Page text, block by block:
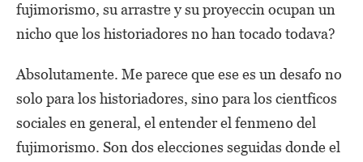
fujimorismo, su arrastre y su proyeccin ocupan un
nicho que los historiadores no han tocado todava?
Absolutamente. Me parece que ese es un desafo no
solo para los historiadores, sino para los cientficos
sociales en general, el entender el fenmeno del
fujimorismo. Son dos elecciones seguidas donde el